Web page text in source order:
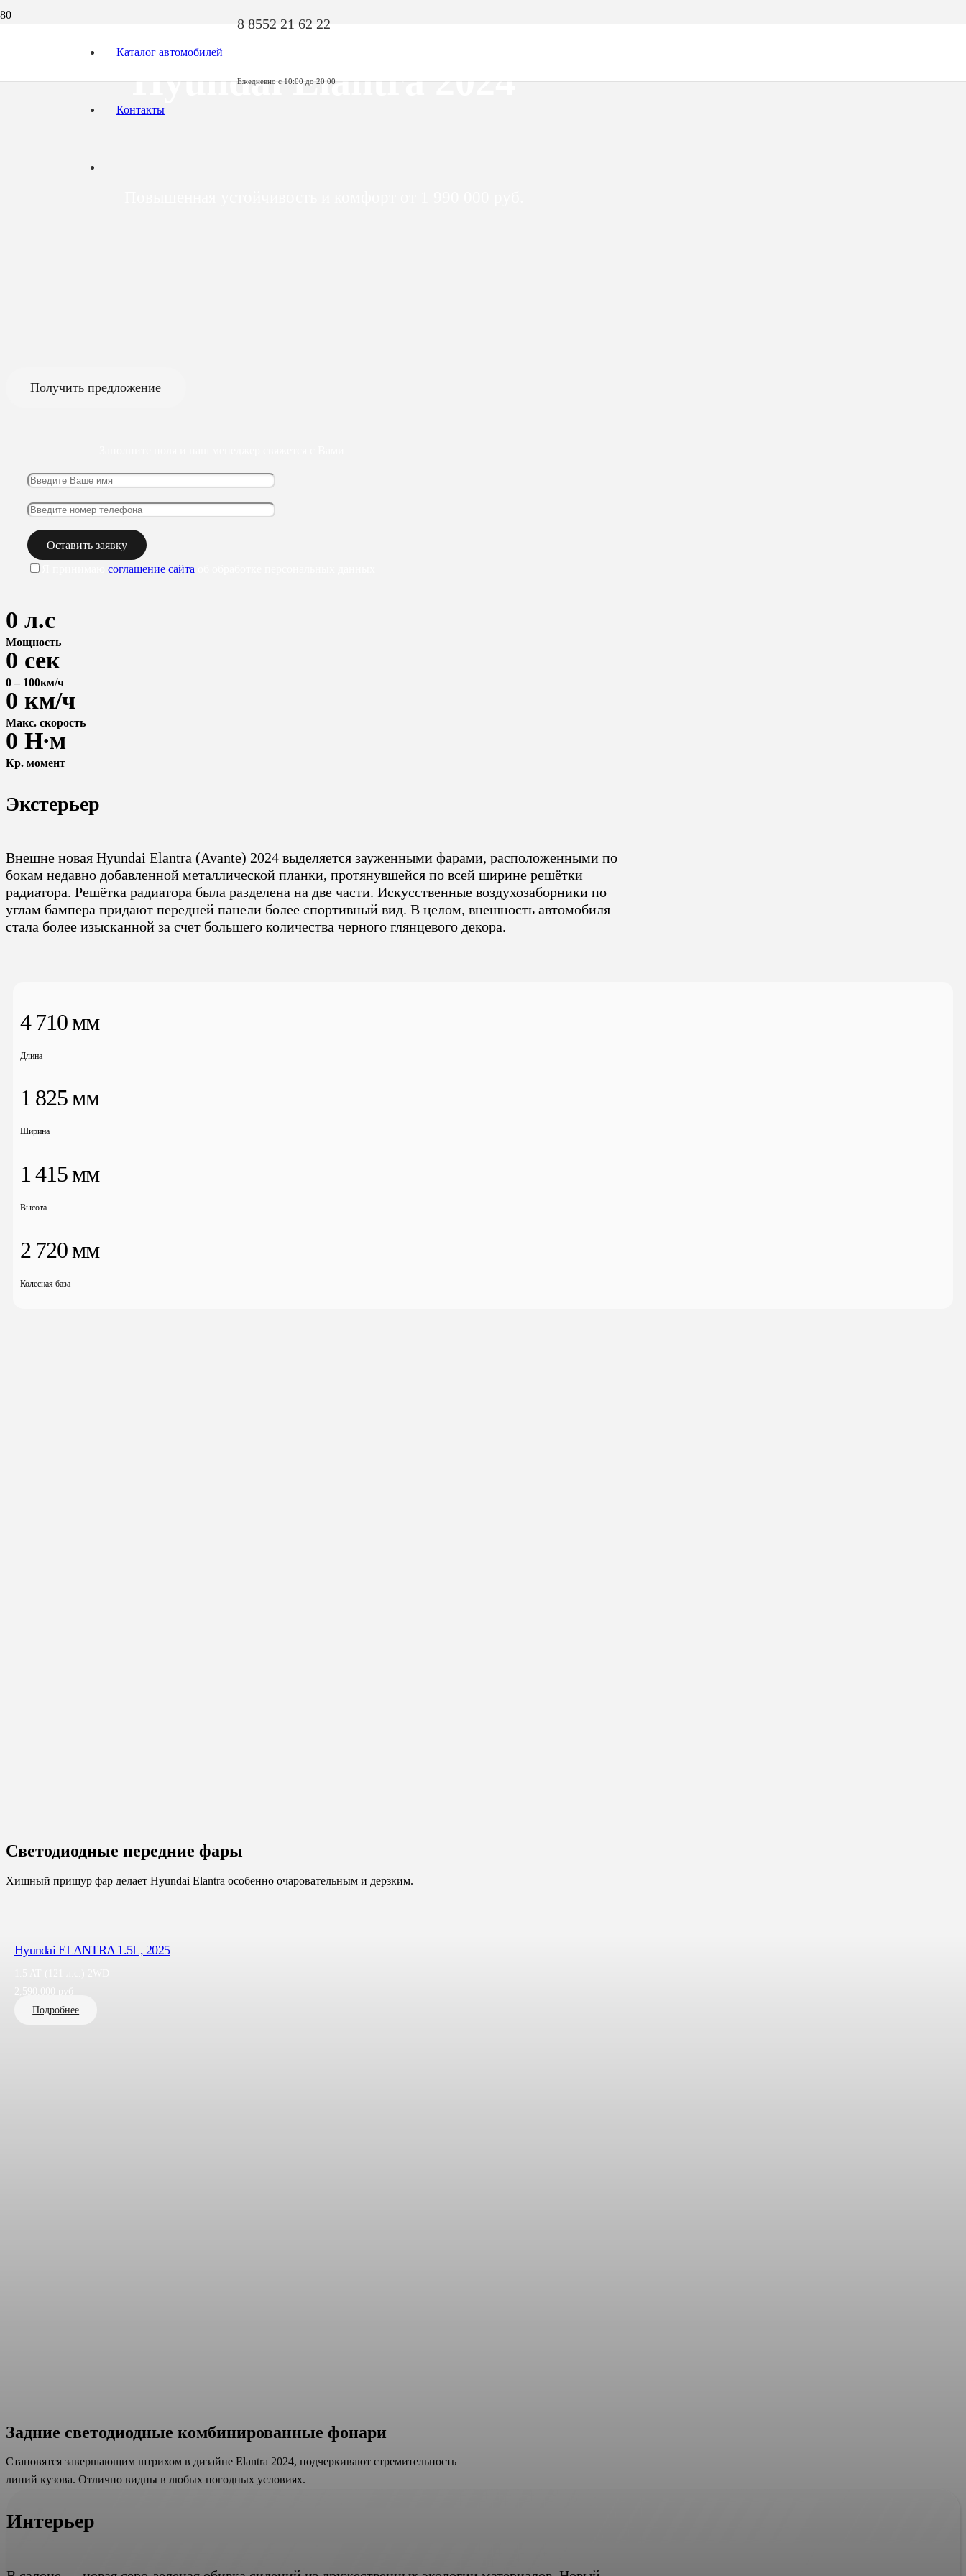
Каталог автомобилей
Контакты
8 8552 21 62 22
Ежедневно с 10:00 до 20:00
Hyundai Elantra 2024
Получить предложение
соглашение сайта
0 л.с
Мощность
0 сек
0 – 100км/ч
0 км/ч
Макс. скорость
0 Н∙м
Кр. момент
Экстерьер
Внешне новая Hyundai Elantra (Avante) 2024 выделяется зауженными фарами, расположенными по
бокам недавно добавленной металлической планки, протянувшейся по всей ширине решётки
радиатора. Решётка радиатора была разделена на две части. Искусственные воздухозаборники по
углам бампера придают передней панели более спортивный вид. В целом, внешность автомобиля
стала более изысканной за счет большего количества черного глянцевого декора.
4 710 мм
Длина
1 825 мм
Ширина
1 415 мм
Высота
2 720 мм
Колесная база
Светодиодные передние фары
Хищный прищур фар делает Hyundai Elantra особенно очаровательным и дерзким.
Задние светодиодные комбинированные фонари
Становятся завершающим штрихом в дизайне Elantra 2024, подчеркивают стремительность
линий кузова. Отлично видны в любых погодных условиях.
Интерьер
Hyundai ELANTRA 1.5L, 2025
2,590,000
руб
Подробнее